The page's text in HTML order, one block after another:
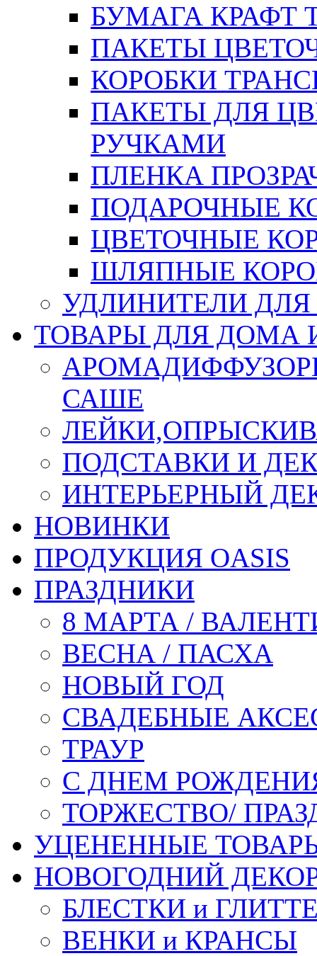
БУМАГА КРАФТ
ПАКЕТЫ
КОРОБКИ
ПАКЕТЫ ДЛЯ
РУЧКАМИ
ПЛЕНКА
ПОДАРОЧНЫЕ
ЦВЕТОЧНЫЕ
ШЛЯПНЫЕ
УДЛИНИТЕЛИ
ТОВАРЫ ДЛЯ ДОМА
САШЕ
ПОДСТАВКИ И
ИНТЕРЬЕРНЫЙ
НОВИНКИ
ПРОДУКЦИЯ OASIS
ПРАЗДНИКИ
8 МАРТА /
ВЕСНА / ПАСХА
НОВЫЙ ГОД
СВАДЕБНЫЕ
ТРАУР
С ДНЕМ
ТОРЖЕСТВО/
УЦЕНЕННЫЕ
НОВОГОДНИЙ
БЛЕСТКИ и
ВЕНКИ и КРАНСЫ